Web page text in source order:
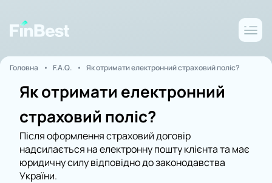
Головна F.A.Q. Як отримати електронний страховий поліс?
Як отримати електронний
страховий поліс?
Після оформлення страховий договір
надсилається на електронну пошту клієнта та має
юридичну силу відповідно до законодавства
України.